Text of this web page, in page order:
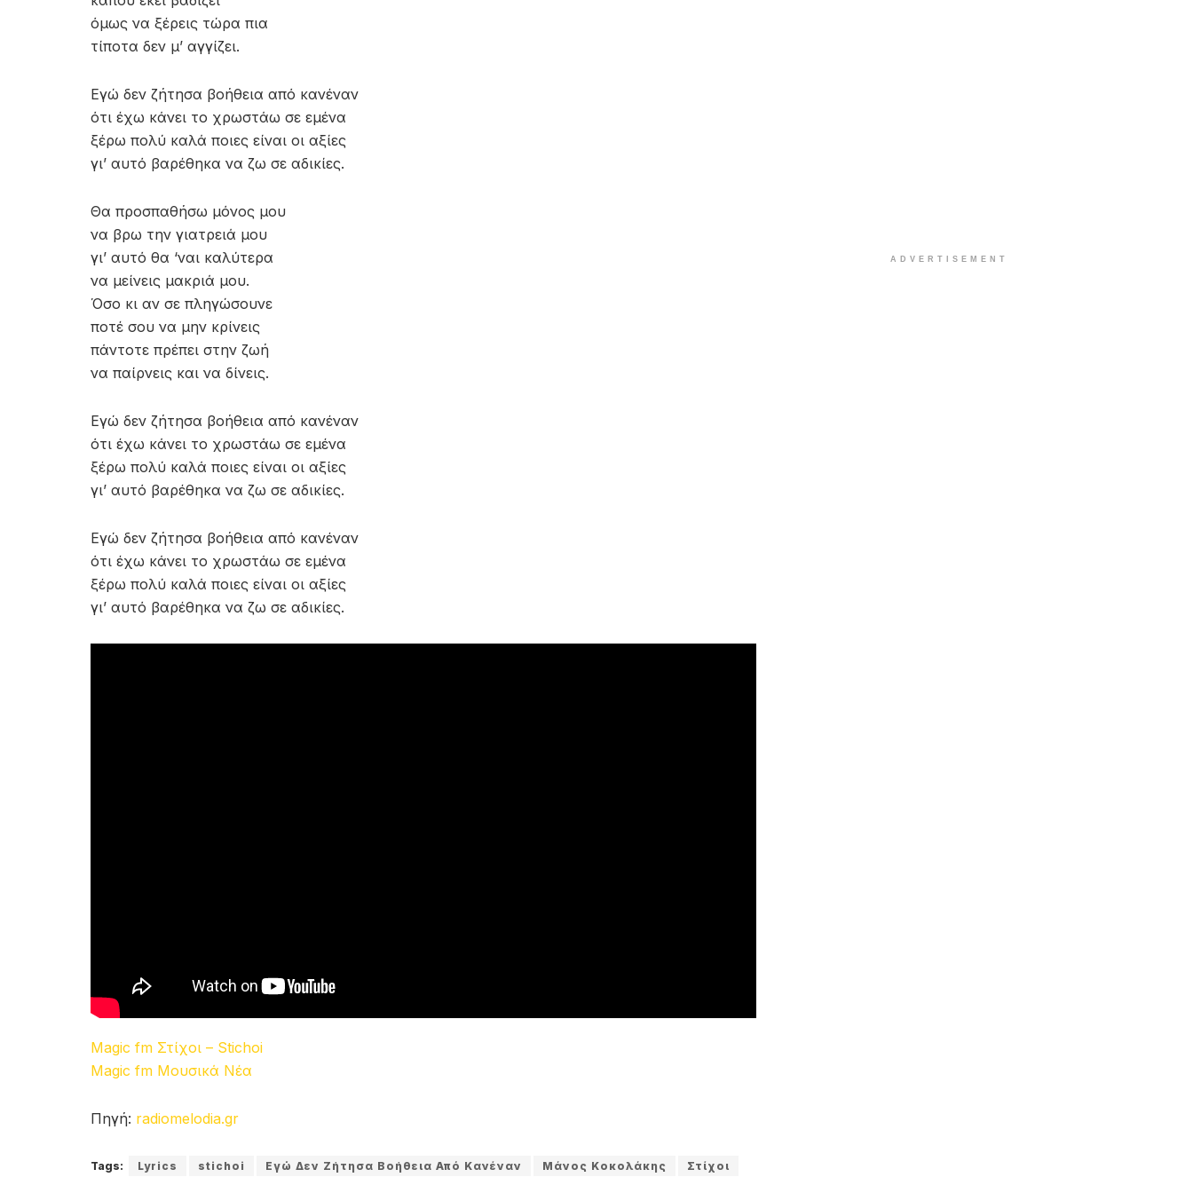
όμως να ξέρεις τώρα πια
τίποτα δεν μ’ αγγίζει.
Εγώ δεν ζήτησα βοήθεια από κανέναν
ότι έχω κάνει το χρωστάω σε εμένα
ξέρω πολύ καλά ποιες είναι οι αξίες
γι’ αυτό βαρέθηκα να ζω σε αδικίες.
Θα προσπαθήσω μόνος μου
να βρω την γιατρειά μου
γι’ αυτό θα ‘ναι καλύτερα
να μείνεις μακριά μου.
Όσο κι αν σε πληγώσουνε
ποτέ σου να μην κρίνεις
πάντοτε πρέπει στην ζωή
να παίρνεις και να δίνεις.
Εγώ δεν ζήτησα βοήθεια από κανέναν
ότι έχω κάνει το χρωστάω σε εμένα
ξέρω πολύ καλά ποιες είναι οι αξίες
γι’ αυτό βαρέθηκα να ζω σε αδικίες.
Εγώ δεν ζήτησα βοήθεια από κανέναν
ότι έχω κάνει το χρωστάω σε εμένα
ξέρω πολύ καλά ποιες είναι οι αξίες
γι’ αυτό βαρέθηκα να ζω σε αδικίες.
Magic fm Στίχοι – Stichoi
Magic fm Μουσικά Νέα
Πηγή: radiomelodia.gr
Tags: Lyrics stichoi Εγώ Δεν Ζήτησα Βοήθεια Από Κανέναν Μάνος Κοκολάκης Στίχοι
ADVERTISEMENT